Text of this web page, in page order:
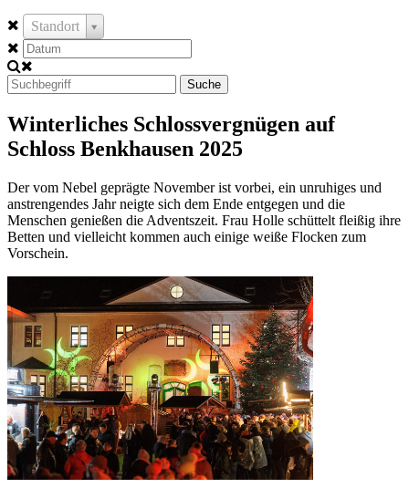
Standort
Suche
Winterliches Schlossvergnügen auf
Schloss Benkhausen 2025
Der vom Nebel geprägte November ist vorbei, ein unruhiges und
anstrengendes Jahr neigte sich dem Ende entgegen und die
Menschen genießen die Adventszeit. Frau Holle schüttelt fleißig ihre
Betten und vielleicht kommen auch einige weiße Flocken zum
Vorschein.